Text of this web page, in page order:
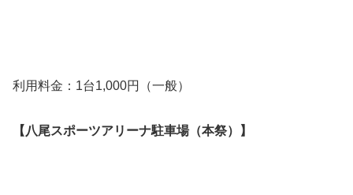
利用料金：1台1,000円（一般）
【八尾スポーツアリーナ駐車場（本祭）】